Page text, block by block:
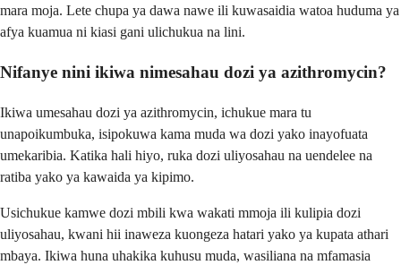
mara moja. Lete chupa ya dawa nawe ili kuwasaidia watoa huduma ya
afya kuamua ni kiasi gani ulichukua na lini.
Nifanye nini ikiwa nimesahau dozi ya azithromycin?
Ikiwa umesahau dozi ya azithromycin, ichukue mara tu
unapoikumbuka, isipokuwa kama muda wa dozi yako inayofuata
umekaribia. Katika hali hiyo, ruka dozi uliyosahau na uendelee na
ratiba yako ya kawaida ya kipimo.
Usichukue kamwe dozi mbili kwa wakati mmoja ili kulipia dozi
uliyosahau, kwani hii inaweza kuongeza hatari yako ya kupata athari
mbaya. Ikiwa huna uhakika kuhusu muda, wasiliana na mfamasia